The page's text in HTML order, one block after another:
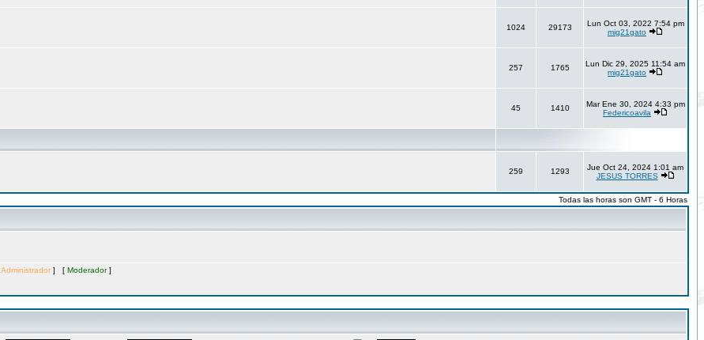
1024 29173
Lun Oct 03, 2022 7:54 pm
mig21gato
257 1765
Lun Dic 29, 2025 11:54 am
mig21gato
45 1410
Mar Ene 30, 2024 4:33 pm
Federicoavila
259 1293
Jue Oct 24, 2024 1:01 am
JESUS TORRES
Todas las horas son GMT - 6 Horas
Administrador ] [ Moderador]